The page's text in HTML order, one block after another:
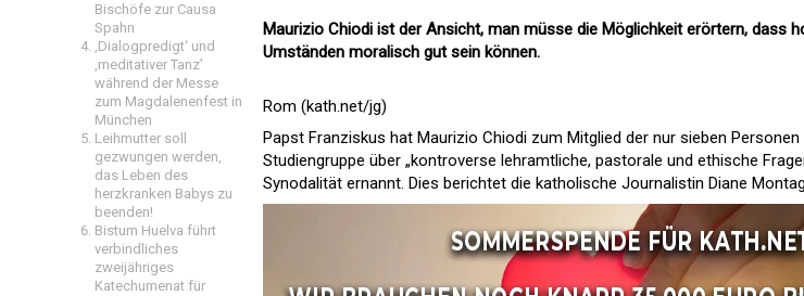
Bischöfe zur Causa
Spahn
‚Dialogpredigt‘ und
‚meditativer Tanz’
während der Messe
zum Magdalenenfest in
München
Leihmutter soll
gezwungen werden,
das Leben des
herzkranken Babys zu
beenden!
Bistum Huelva führt
verbindliches
zweijähriges
Katechumenat für
Maurizio Chiodi ist der Ansicht, man müsse die Möglichkeit erörtern, dass
Umständen moralisch gut sein können.
Rom (kath.net/jg)
Papst Franziskus hat Maurizio Chiodi zum Mitglied der nur sieben
Studiengruppe über „kontroverse lehramtliche, pastorale und ethische
Synodalität ernannt. Dies berichtet die katholische Journalistin Diane